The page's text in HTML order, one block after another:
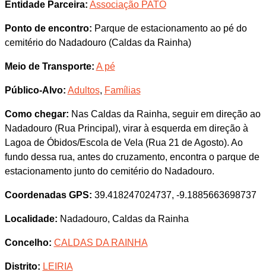
Entidade Parceira: Associação PATO
Ponto de encontro: Parque de estacionamento ao pé do
cemitério do Nadadouro (Caldas da Rainha)
Meio de Transporte: A pé
Público-Alvo: Adultos, Famílias
Como chegar: Nas Caldas da Rainha, seguir em direção ao
Nadadouro (Rua Principal), virar à esquerda em direção à
Lagoa de Óbidos/Escola de Vela (Rua 21 de Agosto). Ao
fundo dessa rua, antes do cruzamento, encontra o parque de
estacionamento junto do cemitério do Nadadouro.
Coordenadas GPS: 39.418247024737, -9.1885663698737
Localidade: Nadadouro, Caldas da Rainha
Concelho: CALDAS DA RAINHA
Distrito: LEIRIA